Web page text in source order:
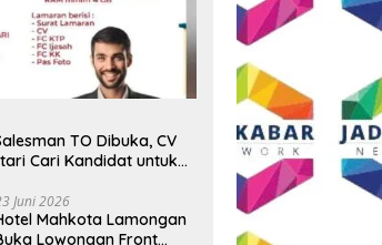
TO Dibuka, CV
Cari Kandidat untuk
Juni 2026
Mahkota Lamongan
Lowongan Front